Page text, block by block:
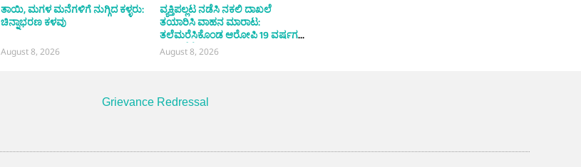
ತಾಯಿ, ಮಗಳ ಮನೆಗಳಿಗೆ ನುಗ್ಗಿದ ಕಳ್ಳರು:
ಚಿನ್ನಾಭರಣ ಕಳವು
August 8, 2026
ವ್ಯಕ್ತಿಪಲ್ಲಟ ನಡೆಸಿ ನಕಲಿ ದಾಖಲೆ
ತಯಾರಿಸಿ ವಾಹನ ಮಾರಾಟ:
ತಲೆಮರೆಸಿಕೊಂಡ ಆರೋಪಿ 19 ವರ್ಷಗಳ
ಬಳಿಕ ಸೆರೆ
August 8, 2026
Grievance Redressal